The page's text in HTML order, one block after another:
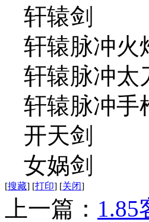
轩辕剑
轩辕脉冲火
轩辕脉冲太
轩辕脉冲手
开天剑
女娲剑
[搜藏] [打印] [关闭]
上一篇：